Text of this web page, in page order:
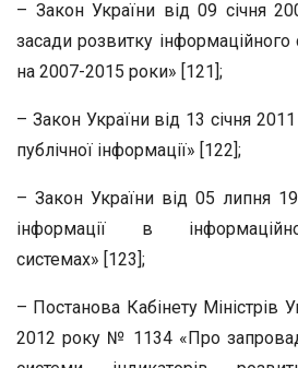
– Закон України від 09 січня
засади розвитку інформаційного
на 2007-2015 роки» [121];
– Закон України від 13 січня
публічної інформації» [122];
– Закон України від 05 липня
інформації в інформаційно-
системах» [123];
– Постанова Кабінету Міністрів
2012 року № 1134 «Про